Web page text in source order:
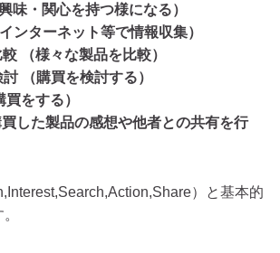
味・関心を持つ様になる）
ンターネット等で情報収集）
（様々な製品を比較）
（購買を検討する）
をする）
した製品の感想や他者との共有を行
）と基本的